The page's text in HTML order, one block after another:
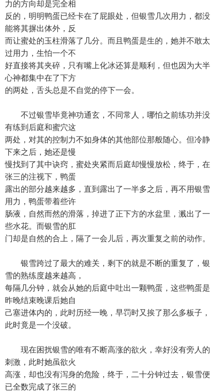
力的方向却是完全相
反的，明明鸭蛋已经卡在了屁眼处，但银雪几次用力，都没
能将其摒出体外，反
而让蜜处的玉柱滑落了几分。而且鸭蛋是生的，她并不敢太
过用力，生怕一个不
好直接将其夹碎，只有嘴上化冰还算是顺利，但也因为大半
心神都集中在了下方
的两处，舌头总是不自觉的停下一会。
不过银雪毕竟神功通玄，不同常人，哪怕之前练功并没
有练到后庭和蜜穴这
两处，对其的控制力不如身体的其他部位那般随心。但冷静
下来之后，她还是慢
慢找到了其中诀窍，蜜处夹紧而后庭却慢慢放松，终于，在
张三的注视下，鸭蛋
露出的部分越来越多，直到露出了一半多之后，再不用银雪
用力，鸭蛋带着些许
肠液，自然而然的滑落，掉进了正下方的水盆里，溅出了一
些水花。而银雪的肛
门却是自然的合上，隔了一会儿后，再次重复之前的动作。
银雪跨过了最大的难关，剩下的就是不断的重复了，银
雪的熟练度越来越高，
每隔几分钟，就会从她的后庭中吐出一颗鸭蛋，这些鸭蛋是
昨晚结束晚课后她自
己塞进体内的，此时历经一晚，早罚时又挨了那么多板子，
此时竟是一个没破。
现在困扰银雪的唯有不断高涨的欲火，幸好没有旁人的
刺激，此时她虽欲火
高涨，却也没有泻身的危险，终于，二十分钟过去，银雪便
已全数完成了张三的